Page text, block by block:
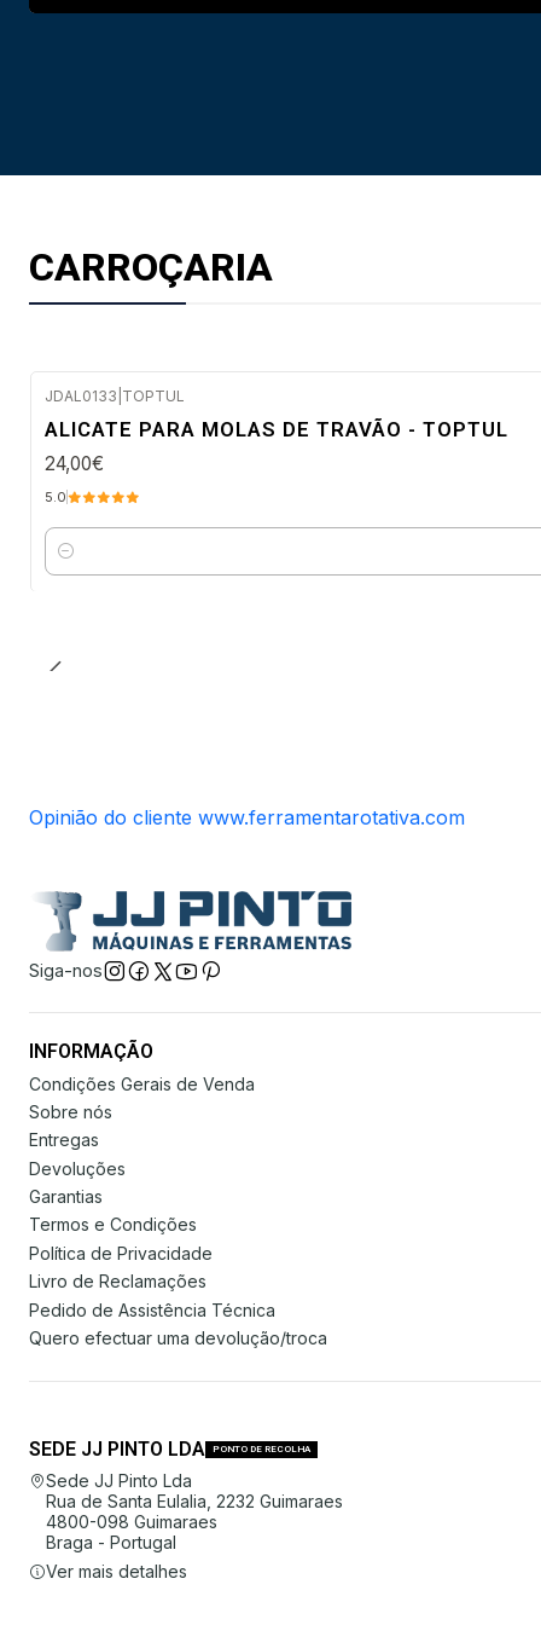
CARROÇARIA
JDAL0133 TOPTUL
ALICATE PARA MOLAS DE TRAVÃO - TOPTUL
24,00€
5.0
Quantidade
Opinião do cliente www.ferramentarotativa.com
Siga-nos
INFORMAÇÃO
Condições Gerais de Venda
Sobre nós
Entregas
Devoluções
Garantias
Termos e Condições
Política de Privacidade
Livro de Reclamações
Pedido de Assistência Técnica
Quero efectuar uma devolução/troca
SEDE JJ PINTO LDA PONTO DE RECOLHA
Sede JJ Pinto Lda
Rua de Santa Eulalia, 2232 Guimaraes
4800-098 Guimaraes
Braga - Portugal
Ver mais detalhes